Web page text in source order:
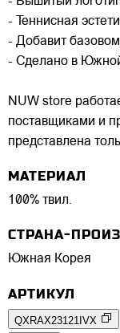
- Теннисная
- Добавит
- Сделано в
NUW store
поставщиками и
представлена
МАТЕРИАЛ
100% твил.
СТРАНА-
Южная Корея
АРТИКУЛ
QXRAX23121IVX